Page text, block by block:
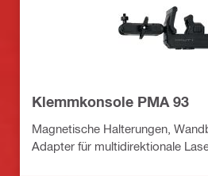
Klemmkonsole PMA 93
Magnetische Halterungen,
Adapter für multidirektionale